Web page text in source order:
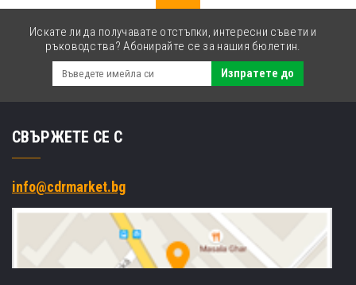
Искате ли да получавате отстъпки, интересни съвети и
ръководства? Абонирайте се за нашия бюлетин.
Изпратете до
СВЪРЖЕТЕ СЕ С
info@cdrmarket.bg